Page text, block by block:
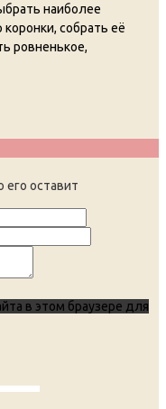
наиболее
собрать её
ровненькое,
оставит
в этом браузере для